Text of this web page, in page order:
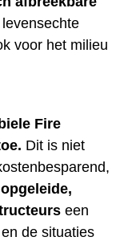
voor het milieu
Fire
Dit is niet
een
de situaties